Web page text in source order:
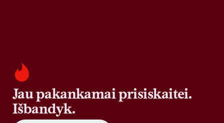
Jau pakankamai prisiskaitei.
Išbandyk.